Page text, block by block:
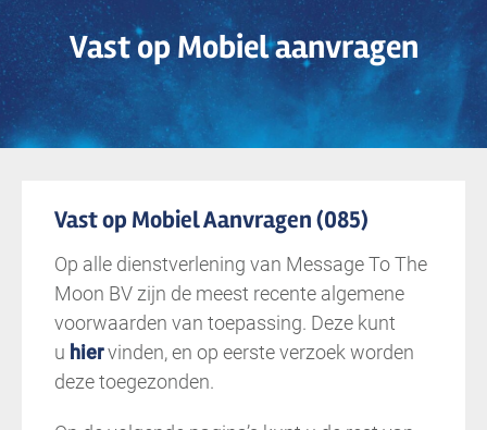
Vast op Mobiel aanvragen
Vast op Mobiel Aanvragen (085)
Op alle dienstverlening van Message To The
Moon BV zijn de meest recente algemene
voorwaarden van toepassing. Deze kunt
u hiervinden, en op eerste verzoek worden
deze toegezonden.